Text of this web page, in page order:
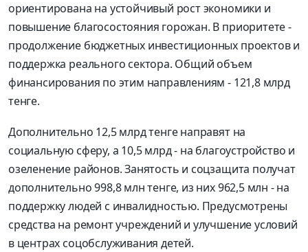
ориентирована на устойчивый рост экономики и
повышение благосостояния горожан. В приоритете -
продолжение бюджетных инвестиционных проектов и
поддержка реального сектора. Общий объем
финансирования по этим направлениям - 121,8 млрд
тенге.
Дополнительно 12,5 млрд тенге направят на
социальную сферу, а 10,5 млрд - на благоустройство и
озеленение районов. Занятость и соцзащита получат
дополнительно 998,8 млн тенге, из них 962,5 млн - на
поддержку людей с инвалидностью. Предусмотрены
средства на ремонт учреждений и улучшение условий
в центрах соцобслуживания детей.